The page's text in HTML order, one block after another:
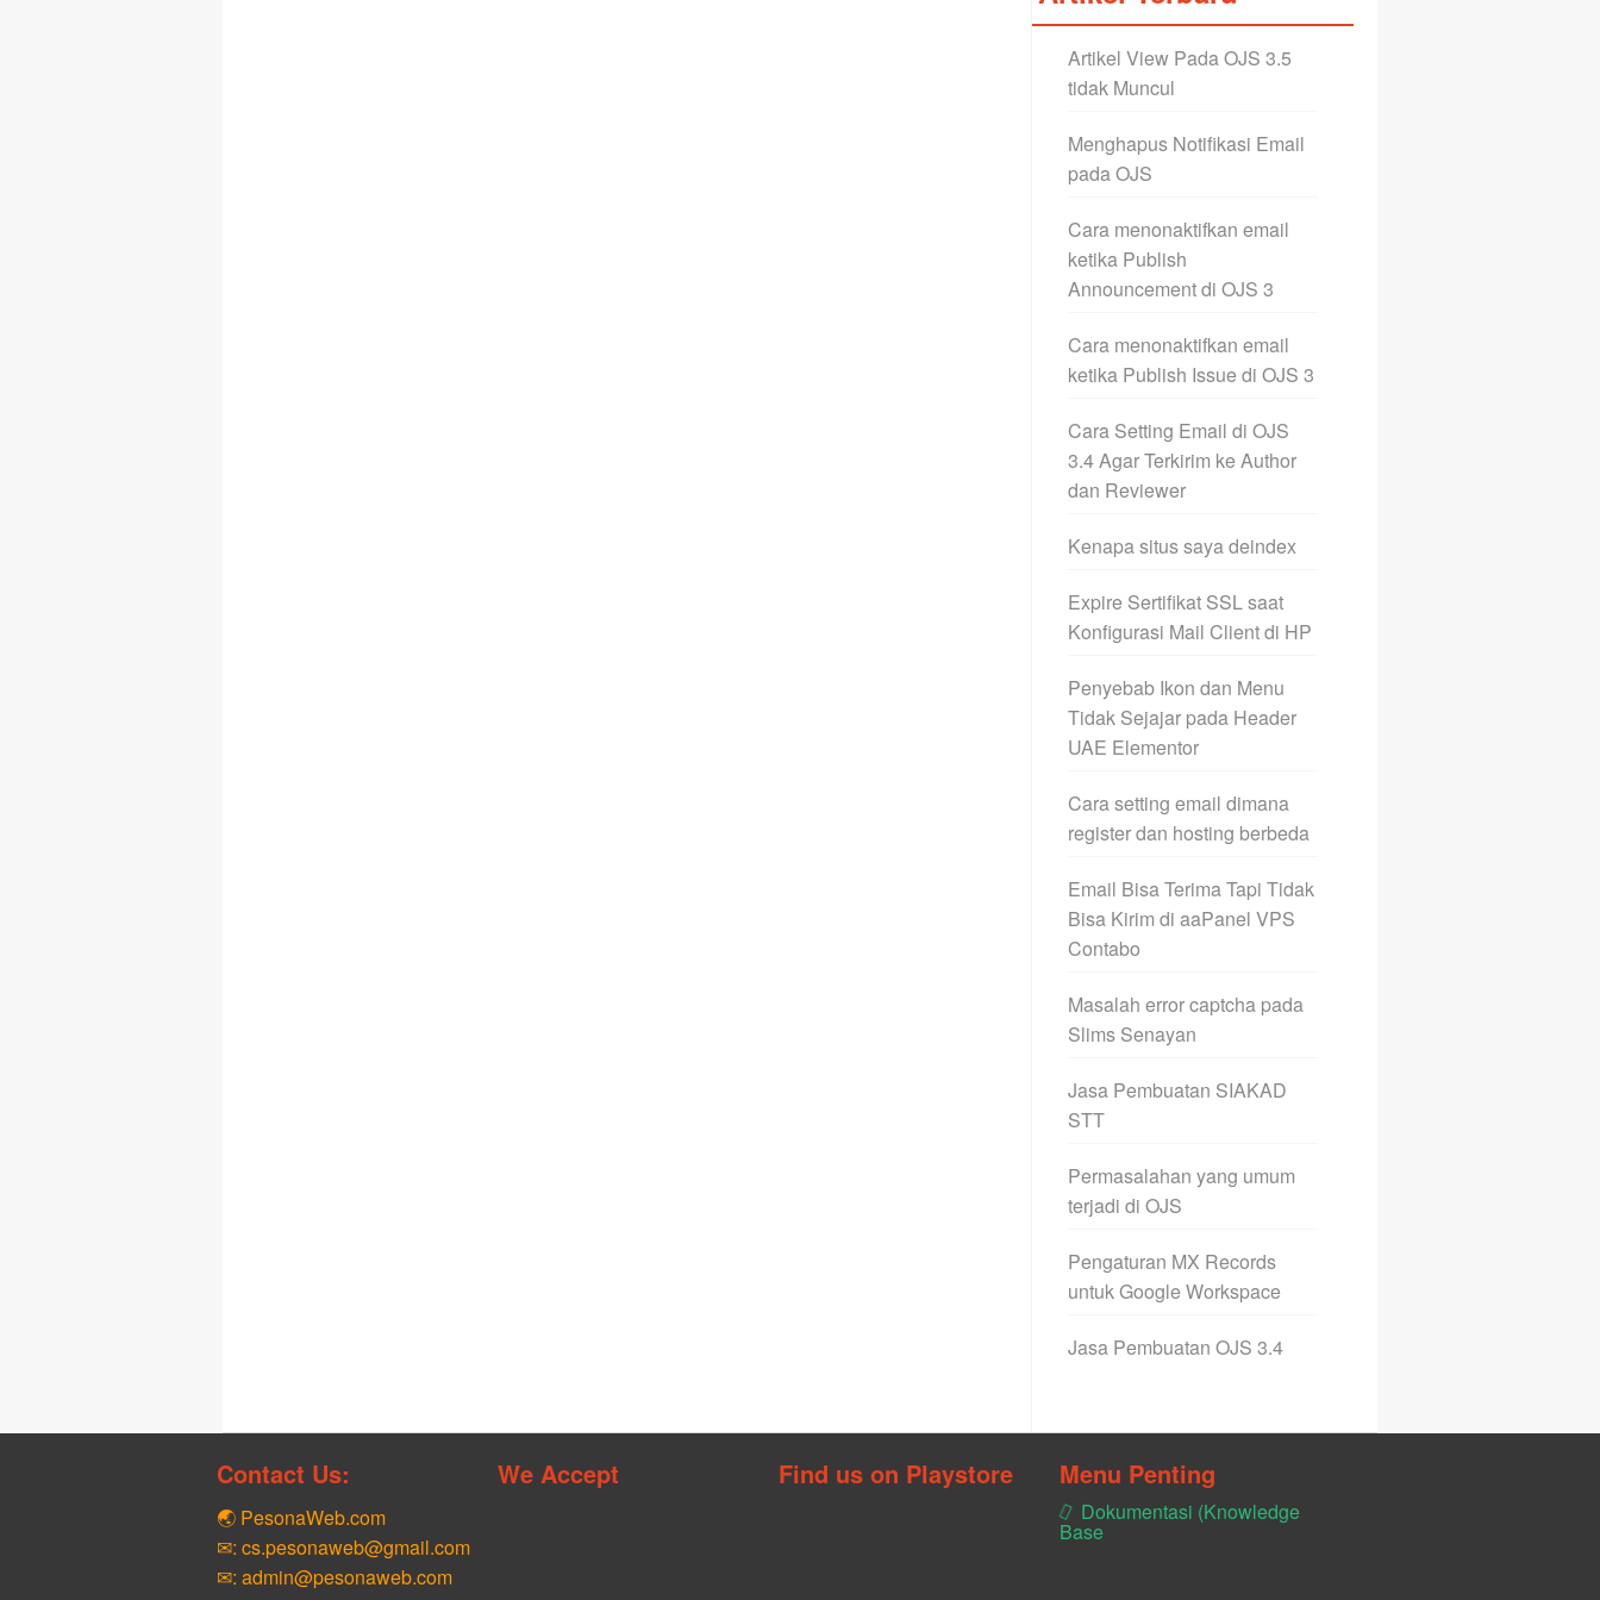
Artikel View Pada OJS 3.5
tidak Muncul
Menghapus Notifikasi Email
pada OJS
Cara menonaktifkan email
ketika Publish
Announcement di OJS 3
Cara menonaktifkan email
ketika Publish Issue di OJS 3
Cara Setting Email di OJS
3.4 Agar Terkirim ke Author
dan Reviewer
Kenapa situs saya deindex
Expire Sertifikat SSL saat
Konfigurasi Mail Client di HP
Penyebab Ikon dan Menu
Tidak Sejajar pada Header
UAE Elementor
Cara setting email dimana
register dan hosting berbeda
Email Bisa Terima Tapi Tidak
Bisa Kirim di aaPanel VPS
Contabo
Masalah error captcha pada
Slims Senayan
Jasa Pembuatan SIAKAD
STT
Permasalahan yang umum
terjadi di OJS
Pengaturan MX Records
untuk Google Workspace
Jasa Pembuatan OJS 3.4
Contact Us:
🌏 PesonaWeb.com
✉: cs.pesonaweb@gmail.com
✉: admin@pesonaweb.com
We Accept Find us on Playstore Menu Penting
Dokumentasi (Knowledge
Base